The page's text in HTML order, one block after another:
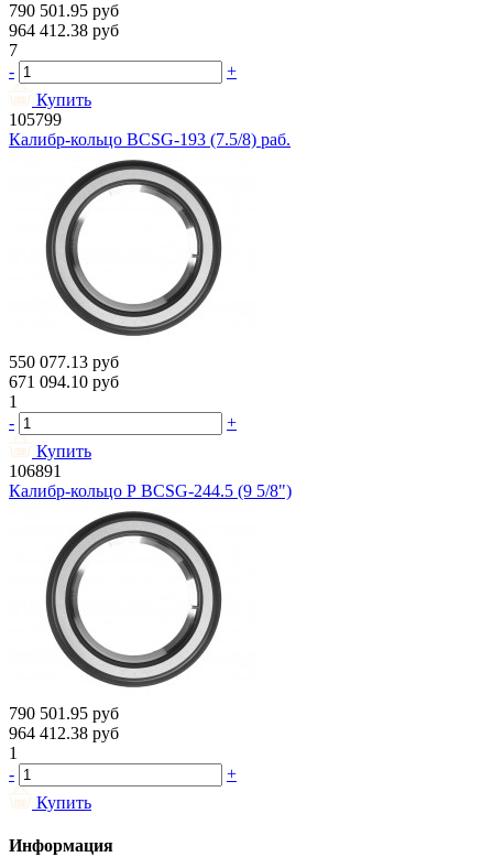
790 501.95 руб
964 412.38 руб
7
-
+
Купить
105799
Калибр-кольцо BCSG-193 (7.5/8) раб.
550 077.13 руб
671 094.10 руб
1
-
+
Купить
106891
Калибр-кольцо Р BCSG-244.5 (9 5/8")
790 501.95 руб
964 412.38 руб
1
-
+
Купить
Информация